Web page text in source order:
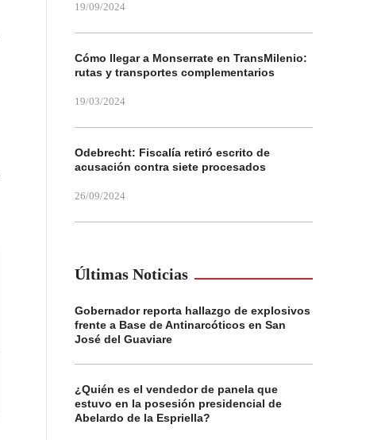
19/09/2024
Cómo llegar a Monserrate en TransMilenio:
rutas y transportes complementarios
19/03/2024
Odebrecht: Fiscalía retiró escrito de
acusación contra siete procesados
26/09/2024
Últimas Noticias
Gobernador reporta hallazgo de explosivos
frente a Base de Antinarcóticos en San
José del Guaviare
¿Quién es el vendedor de panela que
estuvo en la posesión presidencial de
Abelardo de la Espriella?